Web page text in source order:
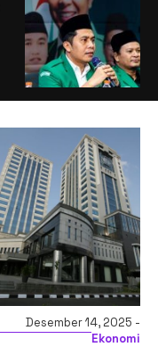
Desember 14, 2025 -
Ekonomi